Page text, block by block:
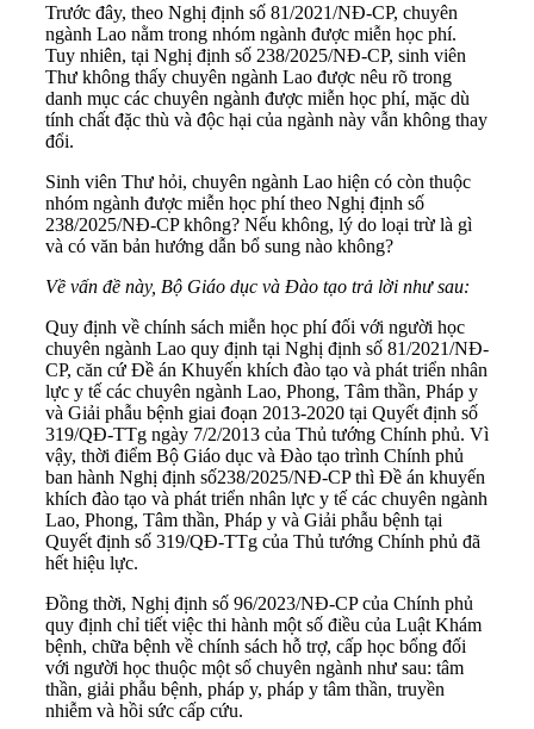
Trước đây, theo Nghị định số 81/2021/NĐ-CP, chuyên
ngành Lao nằm trong nhóm ngành được miễn học phí.
Tuy nhiên, tại Nghị định số 238/2025/NĐ-CP, sinh viên
Thư không thấy chuyên ngành Lao được nêu rõ trong
danh mục các chuyên ngành được miễn học phí, mặc dù
tính chất đặc thù và độc hại của ngành này vẫn không thay
đổi.
Sinh viên Thư hỏi, chuyên ngành Lao hiện có còn thuộc
nhóm ngành được miễn học phí theo Nghị định số
238/2025/NĐ-CP không? Nếu không, lý do loại trừ là gì
và có văn bản hướng dẫn bổ sung nào không?
Về vấn đề này, Bộ Giáo dục và Đào tạo trả lời như sau:
Quy định về chính sách miễn học phí đối với người học
chuyên ngành Lao quy định tại Nghị định số 81/2021/NĐ-
CP, căn cứ Đề án Khuyến khích đào tạo và phát triển nhân
lực y tế các chuyên ngành Lao, Phong, Tâm thần, Pháp y
và Giải phẫu bệnh giai đoạn 2013-2020 tại Quyết định số
319/QĐ-TTg ngày 7/2/2013 của Thủ tướng Chính phủ. Vì
vậy, thời điểm Bộ Giáo dục và Đào tạo trình Chính phủ
ban hành Nghị định số238/2025/NĐ-CPthì Đề án khuyến
khích đào tạo và phát triển nhân lực y tế các chuyên ngành
Lao, Phong, Tâm thần, Pháp y và Giải phẫu bệnh tại
Quyết định số 319/QĐ-TTg của Thủ tướng Chính phủ đã
hết hiệu lực.
Đồng thời, Nghị định số 96/2023/NĐ-CPcủa Chính phủ
quy định chỉ tiết việc thi hành một số điều của Luật Khám
bệnh, chữa bệnh về chính sách hỗ trợ, cấp học bổng đối
với người học thuộc một số chuyên ngành như sau: tâm
thần, giải phẫu bệnh, pháp y, pháp y tâm thần, truyền
nhiễm và hồi sức cấp cứu.